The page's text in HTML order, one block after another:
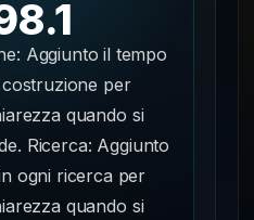
Aggiunto il tempo
per
quando si
Ricerca: Aggiunto
ogni ricerca per
quando si